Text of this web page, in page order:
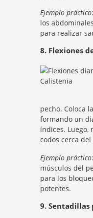
Ejemplo práctico
los
para realizar
8. Flexiones
pecho. Coloca
formando un
índices. Luego,
codos cerca
Ejemplo práctico
músculos del
para los
potentes.
9. Sentadillas